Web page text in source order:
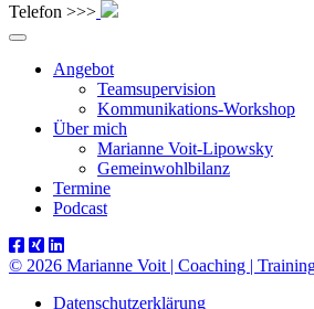
Telefon >>>
Angebot
Teamsupervision
Kommunikations-Workshop
Über mich
Marianne Voit-Lipowsky
Gemeinwohlbilanz
Termine
Podcast
© 2026 Marianne Voit | Coaching |
Datenschutzerklärung